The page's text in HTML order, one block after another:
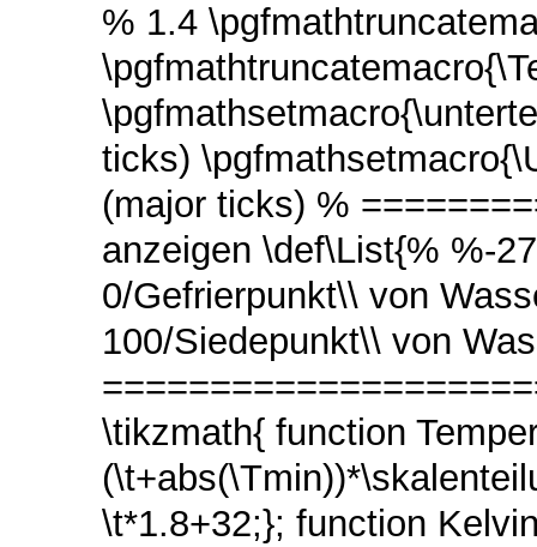
% 1.4
ticks)
(major ticks) %
anzeigen \def\List{% %-
0/Gefrierpunkt\\ von
100/Siedepunkt\\ von
\tikzmath{ function
\t*1.8+32;}; function